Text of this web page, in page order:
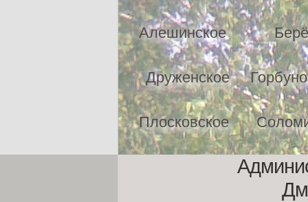
Алешинское
Друженское
Плосковское